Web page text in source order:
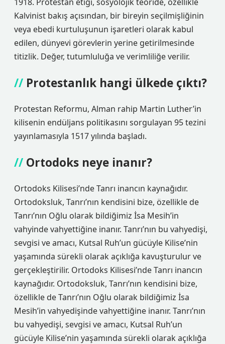
Kalvinist bakış açısından, bir bireyin seçilmişliğinin
veya ebedi kurtuluşunun işaretleri olarak kabul
edilen, dünyevi görevlerin yerine getirilmesinde
titizlik. Değer, tutumluluğa ve verimliliğe verilir.
Protestanlık hangi ülkede çıktı?
Protestan Reformu, Alman rahip Martin Luther’in
kilisenin endüljans politikasını sorgulayan 95 tezini
yayınlamasıyla 1517 yılında başladı.
Ortodoks neye inanır?
Ortodoks Kilisesi’nde Tanrı inancın kaynağıdır.
Ortodoksluk, Tanrı’nın kendisini bize, özellikle de
Tanrı’nın Oğlu olarak bildiğimiz İsa Mesih’in
vahyinde vahyettiğine inanır. Tanrı’nın bu vahyedişi,
sevgisi ve amacı, Kutsal Ruh’un gücüyle Kilise’nin
yaşamında sürekli olarak açıklığa kavuşturulur ve
gerçekleştirilir. Ortodoks Kilisesi’nde Tanrı inancın
kaynağıdır. Ortodoksluk, Tanrı’nın kendisini bize,
özellikle de Tanrı’nın Oğlu olarak bildiğimiz İsa
Mesih’in vahyedişinde vahyettiğine inanır. Tanrı’nın
bu vahyedişi, sevgisi ve amacı, Kutsal Ruh’un
gücüyle Kilise’nin yaşamında sürekli olarak açıklığa